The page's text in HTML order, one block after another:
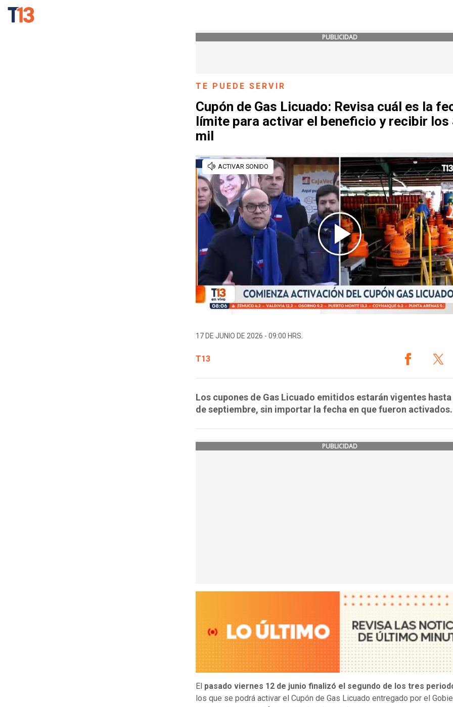
PUBLICIDAD
TE PUEDE SERVIR
Cupón de Gas Licuado: Revisa cuál es la
límite para activar el beneficio y recibir los
mil
17 DE JUNIO DE 2026 - 09:00 HRS.
T13
Los cupones de Gas Licuado emitidos estarán vigentes hasta
de septiembre, sin importar la fecha en que fueron activados.
PUBLICIDAD
El pasado viernes 12 de junio finalizó el segundo de los tres
los que se podrá activar el Cupón de Gas Licuado entregado por el